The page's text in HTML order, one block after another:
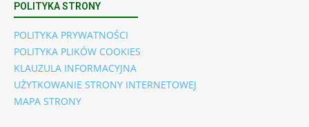
POLITYKA STRONY
POLITYKA PRYWATNOŚCI
POLITYKA PLIKÓW COOKIES
KLAUZULA INFORMACYJNA
UŻYTKOWANIE STRONY INTERNETOWEJ
MAPA STRONY